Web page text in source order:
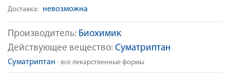
Производитель: Биохимик
Действующее вещество: Суматриптан
Суматриптан - все лекарственные формы
Доставка: невозможна